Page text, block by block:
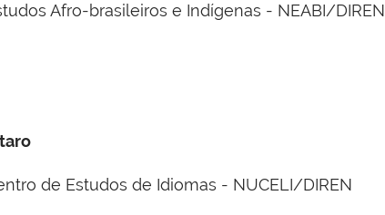
Afro-brasileiros e Indígenas - NEABI/DIREN
de Estudos de Idiomas - NUCELI/DIREN